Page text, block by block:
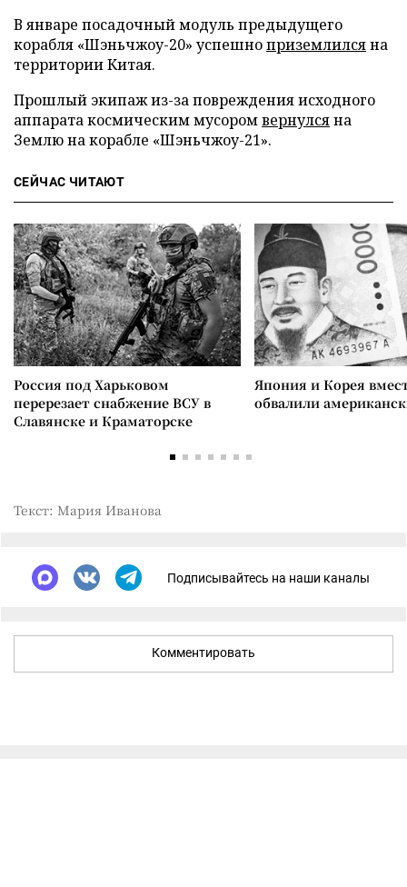
В январе посадочный модуль предыдущего
корабля «Шэньчжоу-20» успешноприземлилсяна
территории Китая.
Прошлый экипаж из-за повреждения исходного
аппарата космическим мусоромвернулсяна
Землю на корабле «Шэньчжоу-21».
СЕЙЧАС ЧИТАЮТ
Россия под Харьковом
перерезает снабжение ВСУ в
Славянске и Краматорске
Япония и Корея
обвалили
Текст: Мария Иванова
Подписывайтесь на наши каналы
Комментировать